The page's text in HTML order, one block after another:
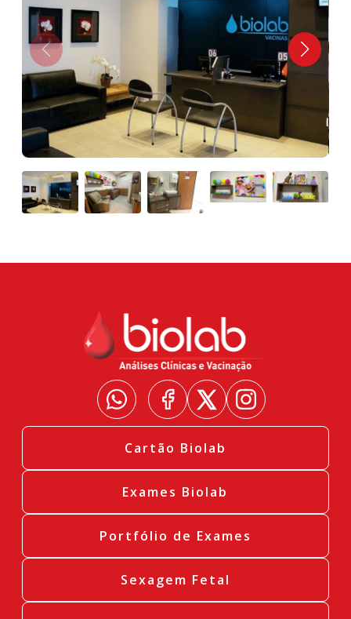
Cartão Biolab
Exames Biolab
Portfólio de Exames
Sexagem Fetal